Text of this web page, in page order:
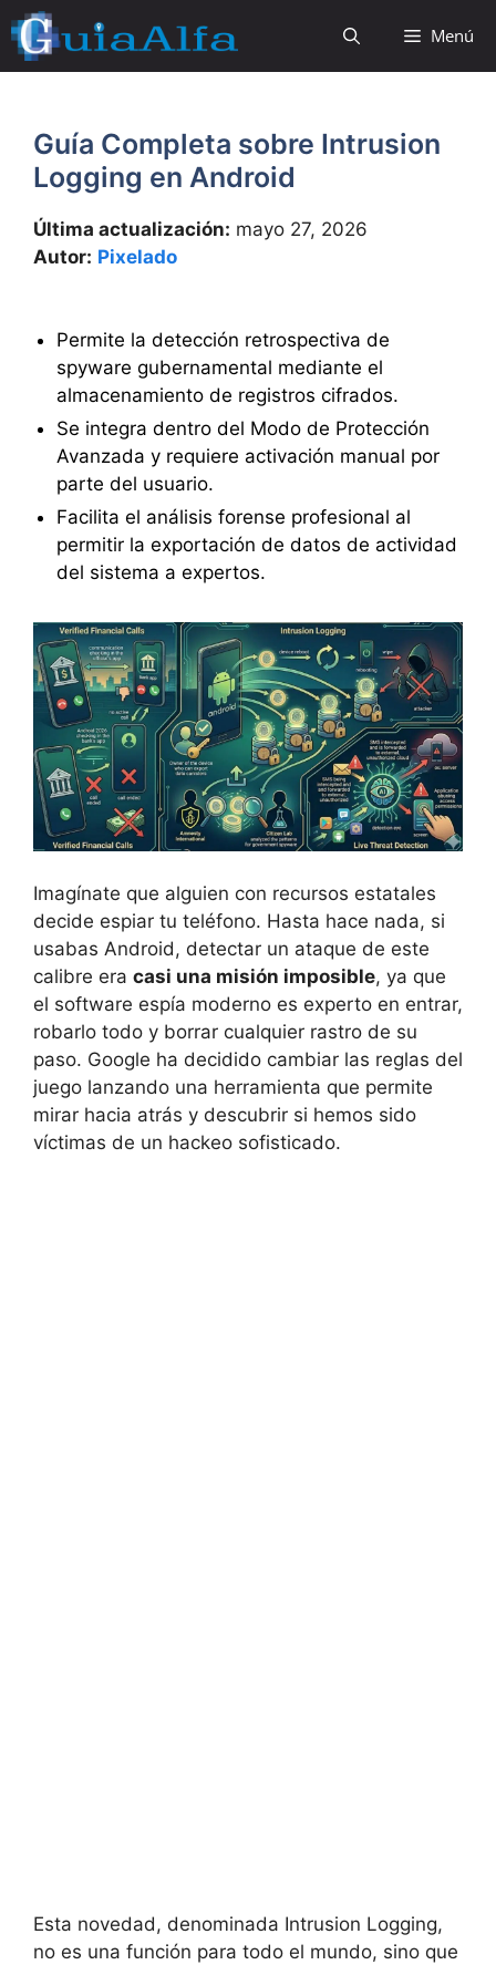
Saltar
al
contenido
Menú
Guía Completa sobre Intrusion
Logging en Android
Última actualización: mayo 27, 2026
Autor: Pixelado
Permite la detección retrospectiva de
spyware gubernamental mediante el
almacenamiento de registros cifrados.
Se integra dentro del Modo de Protección
Avanzada y requiere activación manual por
parte del usuario.
Facilita el análisis forense profesional al
permitir la exportación de datos de actividad
del sistema a expertos.
Imagínate que alguien con recursos estatales
decide espiar tu teléfono. Hasta hace nada, si
usabas Android, detectar un ataque de este
calibre era casi una misión imposible, ya que
el software espía moderno es experto en entrar,
robarlo todo y borrar cualquier rastro de su
paso. Google ha decidido cambiar las reglas del
juego lanzando una herramienta que permite
mirar hacia atrás y descubrir si hemos sido
víctimas de un hackeo sofisticado.
Esta novedad, denominada Intrusion Logging,
no es una función para todo el mundo, sino que